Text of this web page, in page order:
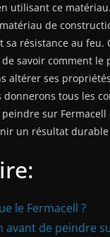
utilisant ce
de
sa résistance au feu.
savoir comment le
altérer ses
tous les
sur
un résultat
le Fermacell ?
avant de peindre